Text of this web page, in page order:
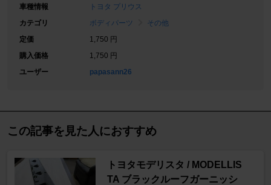
車種情報
トヨタ プリウス
カテゴリ
ボディパーツ
その他
定価
1,750 円
購入価格
1,750 円
ユーザー
papasann26
この記事を見た人におすすめ
トヨタモデリスタ / MODELLIS
TA ブラックルーフガーニッシ